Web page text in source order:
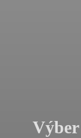
Výber